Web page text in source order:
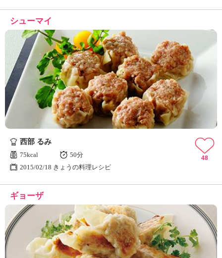
シューマイ
西部 るみ
75kcal
50分
2015/02/18 きょうの料理レシピ
48
ギョーザ